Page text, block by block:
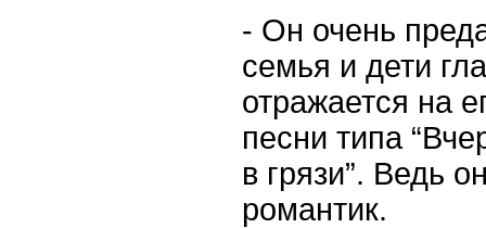
- Он очень
семья и дети
отражается на
песни типа
в грязи”. Ведь
романтик.